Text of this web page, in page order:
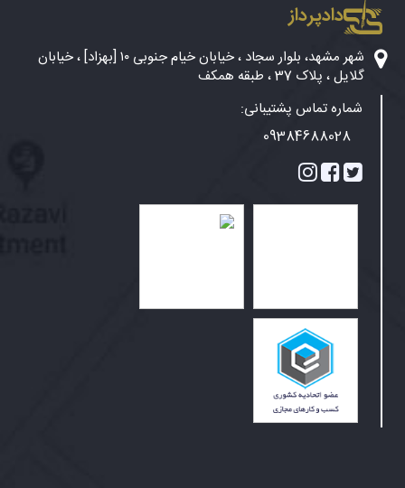
دادپرداز
شهر مشهد، بلوار سجاد ، خیابان خیام جنوبی ۱۰ [بهزاد] ، خیابان
گلایل ، پلاک 37 ، طبقه همکف
شماره تماس پشتیبانی:
09384688028